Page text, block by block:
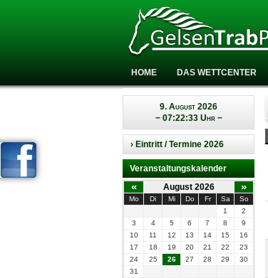
HOME DAS WETTCENTER
9. August 2026
− 07:22:33 Uhr −
› Eintritt / Termine 2026
Veranstaltungskalender
« August 2026 »
Mo Di Mi Do Fr Sa
So
1
2
3
4 5 6 7 8
9
10
11 12 13 14 15
16
17
18 19 20 21 22
23
24
25 26 27 28 29
30
31